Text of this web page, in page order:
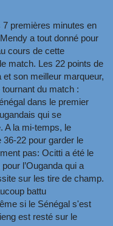
7 premières minutes en
a tout donné pour
cours de cette
match. Les 22 points de
et son meilleur marqueur,
du match :
dans le premier
qui se
A la mi-temps, le
22 pour garder le
pas: Ocitti a été le
l’Ouganda qui a
sur les tire de champ.
battu
si le Sénégal s'est
est resté sur le